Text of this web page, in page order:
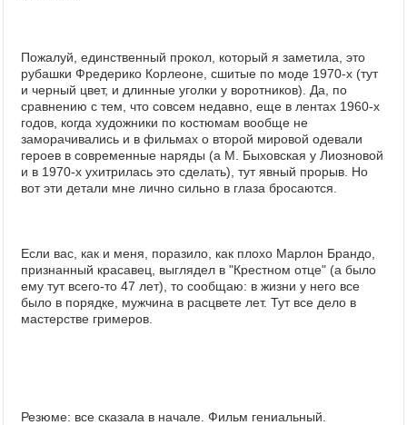
Пожалуй, единственный прокол, который я заметила, это
рубашки Фредерико Корлеоне, сшитые по моде 1970-х (тут
и черный цвет, и длинные уголки у воротников). Да, по
сравнению с тем, что совсем недавно, еще в лентах 1960-х
годов, когда художники по костюмам вообще не
заморачивались и в фильмах о второй мировой одевали
героев в современные наряды (а М. Быховская у Лиозновой
и в 1970-х ухитрилась это сделать), тут явный прорыв. Но
вот эти детали мне лично сильно в глаза бросаются.
Если вас, как и меня, поразило, как плохо Марлон Брандо,
признанный красавец, выглядел в "Крестном отце" (а было
ему тут всего-то 47 лет), то сообщаю: в жизни у него все
было в порядке, мужчина в расцвете лет. Тут все дело в
мастерстве гримеров.
Резюме: все сказала в начале. Фильм гениальный.